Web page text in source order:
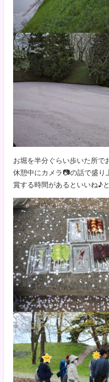
お堀を半分ぐらい歩いた所で
休憩中にカメラ📷の話で盛り
賞する時間があるといいね♪